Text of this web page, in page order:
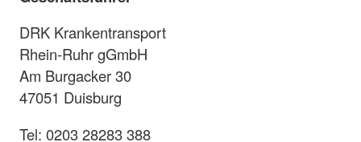
DRK Krankentransport
Rhein-Ruhr gGmbH
Am Burgacker 30
47051 Duisburg
Tel: 0203 28283 388